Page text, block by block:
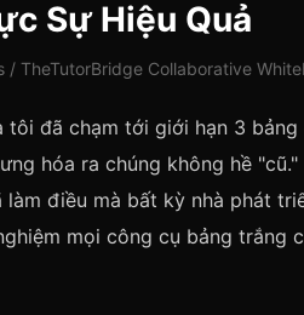
Sự Hiệu Quả
/ TheTutorBridge Collaborative
tôi đã chạm tới giới hạn 3
hóa ra chúng không hề
điều mà bất kỳ nhà phát
mọi công cụ bảng trắng